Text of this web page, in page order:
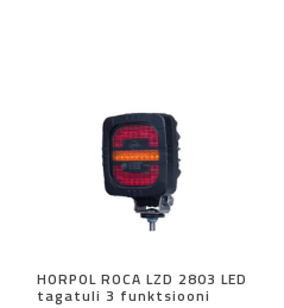
HORPOL ROCA LZD 2803 LED
tagatuli 3 funktsiooni